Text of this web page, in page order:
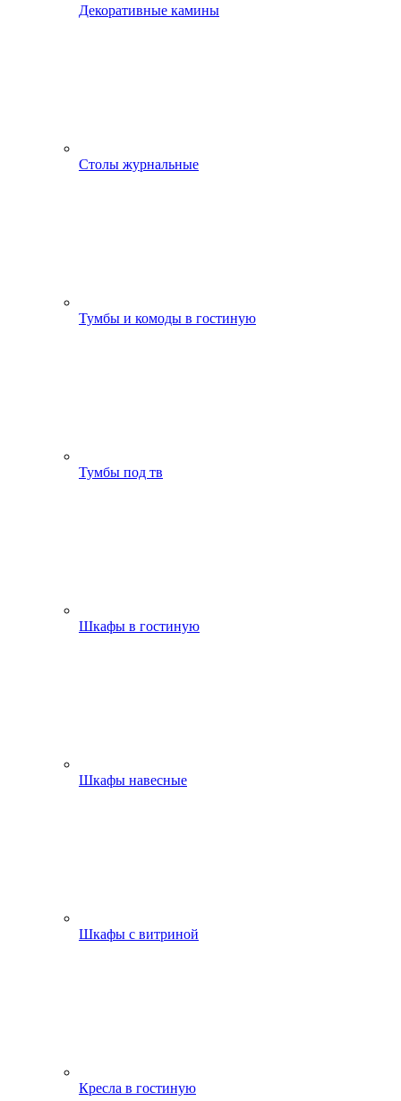
Декоративные камины
Столы журнальные
Тумбы и комоды в гостиную
Тумбы под тв
Шкафы в гостиную
Шкафы навесные
Шкафы с витриной
Кресла в гостиную